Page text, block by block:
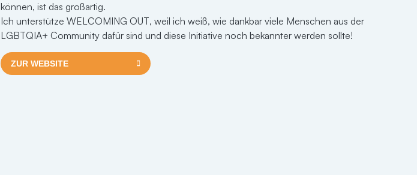
Space- Menschen um sich herum, so wie ich es habe. Ich wünschte, dass alle Menschen
anfangen zu verstehen, dass Liebe Liebe ist.
können, ist das großartig.
Ich unterstütze WELCOMING OUT, weil ich weiß, wie dankbar viele Menschen aus der
LGBTQIA+ Community dafür sind und diese Initiative noch bekannter werden sollte!
ZUR WEBSITE